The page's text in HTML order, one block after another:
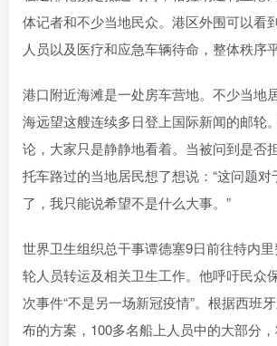
体记者和不少当地民众。港区外围可以看
人员以及医疗和应急车辆待命，整体秩序平
港口附近海滩是一处房车营地。不少当地
海远望这艘连续多日登上国际新闻的邮轮
论，大家只是静静地看着。当被问到是否
托车路过的当地居民想了想说：“这问题
了，我只能说希望不是什么大事。”
世界卫生组织总干事谭德塞9日前往特内
轮人员转运及相关卫生工作。他呼吁民众
次事件“不是另一场新冠疫情”。根据西班
布的方案，100多名船上人员中的大部分